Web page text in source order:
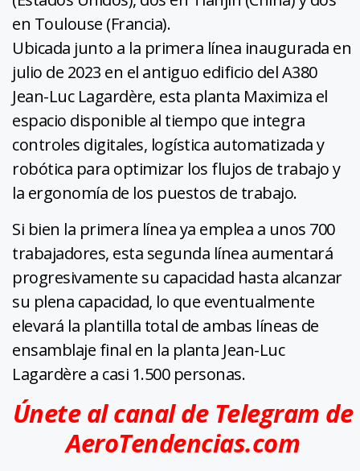
en Toulouse (Francia).
Ubicada junto a la primera línea inaugurada en
julio de 2023 en el antiguo edificio del A380
Jean-Luc Lagardère, esta planta Maximiza el
espacio disponible al tiempo que integra
controles digitales, logística automatizada y
robótica para optimizar los flujos de trabajo y
la ergonomía de los puestos de trabajo.
Si bien la primera línea ya emplea a unos 700
trabajadores, esta segunda línea aumentará
progresivamente su capacidad hasta alcanzar
su plena capacidad, lo que eventualmente
elevará la plantilla total de ambas líneas de
ensamblaje final en la planta Jean-Luc
Lagardère a casi 1.500 personas.
Únete al canal de Telegram de
AeroTendencias.com